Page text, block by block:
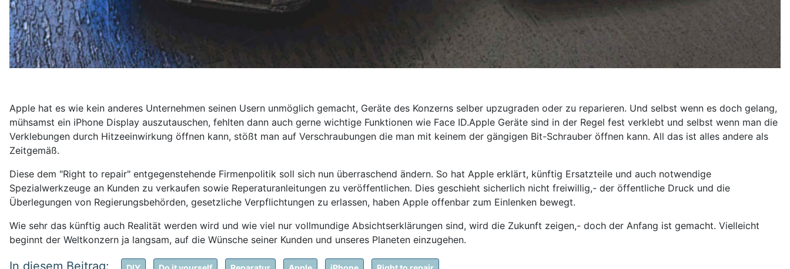
Apple hat es wie kein anderes Unternehmen seinen Usern unmöglich gemacht, Geräte des Konzerns selber upzugraden oder zu reparieren. Und selbst wenn es doch gelang,
mühsamst ein iPhone Display auszutauschen, fehlten dann auch gerne wichtige Funktionen wie Face ID.Apple Geräte sind in der Regel fest verklebt und selbst wenn man die
Verklebungen durch Hitzeeinwirkung öffnen kann, stößt man auf Verschraubungen die man mit keinem der gängigen Bit-Schrauber öffnen kann. All das ist alles andere als
Zeitgemäß.
Diese dem "Right to repair" entgegenstehende Firmenpolitik soll sich nun überraschend ändern. So hat Apple erklärt, künftig Ersatzteile und auch notwendige
Spezialwerkzeuge an Kunden zu verkaufen sowie Reperaturanleitungen zu veröffentlichen. Dies geschieht sicherlich nicht freiwillig,- der öffentliche Druck und die
Überlegungen von Regierungsbehörden, gesetzliche Verpflichtungen zu erlassen, haben Apple offenbar zum Einlenken bewegt.
Wie sehr das künftig auch Realität werden wird und wie viel nur vollmundige Absichtserklärungen sind, wird die Zukunft zeigen,- doch der Anfang ist gemacht. Vielleicht
beginnt der Weltkonzern ja langsam, auf die Wünsche seiner Kunden und unseres Planeten einzugehen.